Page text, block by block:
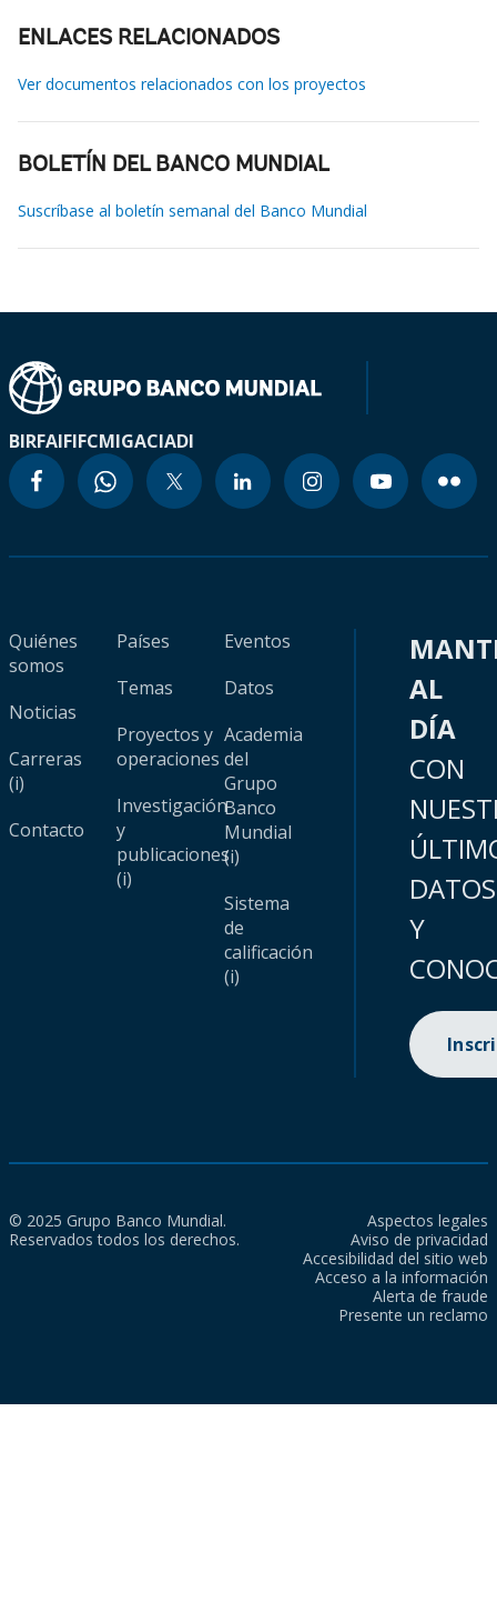
ENLACES RELACIONADOS
Ver documentos relacionados con los proyectos
BOLETÍN DEL BANCO MUNDIAL
Suscríbase al boletín semanal del Banco Mundial
BIRFAIFIFCMIGACIADI
Quiénes
somos
Noticias
Carreras
(i)
Contacto
Países
Temas
Proyectos y
operaciones
Investigación
y
publicaciones
(i)
Eventos
Datos
Academia
del
Grupo
Banco
Mundial
(i)
Sistema
de
calificación
(i)
AL
DÍA
CON
DATOS
Y
© 2025 Grupo Banco Mundial.
Reservados todos los derechos.
Aspectos legales
Aviso de privacidad
Accesibilidad del sitio web
Acceso a la información
Alerta de fraude
Presente un reclamo